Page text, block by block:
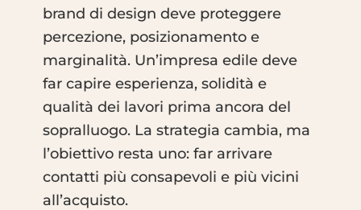
brand di design deve proteggere
percezione, posizionamento e
marginalità. Un’impresa edile deve
far capire esperienza, solidità e
qualità dei lavori prima ancora del
sopralluogo. La strategia cambia, ma
l’obiettivo resta uno: far arrivare
contatti più consapevoli e più vicini
all’acquisto.